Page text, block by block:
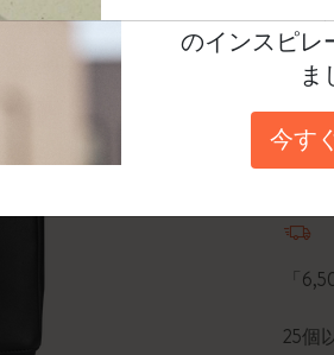
デントカイエジャーナル
ランナー・コレクション
クション 15
数量
数
「
25個
のインスピレ
ま
今す